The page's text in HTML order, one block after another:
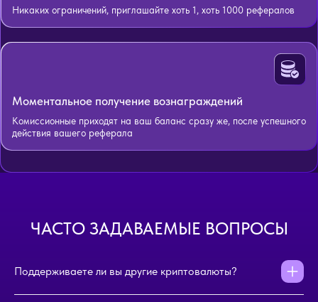
Никаких ограничений, приглашайте хоть 1, хоть 1000 рефералов
Моментальное получение вознаграждений
Комиссионные приходят на ваш баланс сразу же, после успешного
действия вашего реферала
ЧАСТО ЗАДАВАЕМЫЕ ВОПРОСЫ
Поддерживаете ли вы другие криптовалюты?